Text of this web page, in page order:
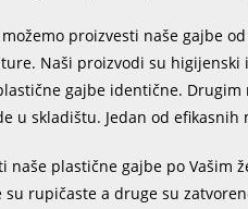
proizvesti naše gajbe
Naši proizvodi su
gajbe identične.
u skladištu. Jedan od
naše plastične gajbe po Vašim
su rupičaste a druge su